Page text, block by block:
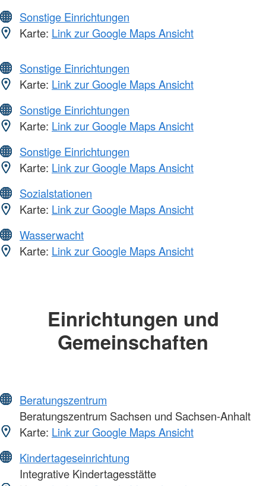
Sonstige Einrichtungen
Karte: Link zur Google Maps Ansicht
Sonstige Einrichtungen
Karte: Link zur Google Maps Ansicht
Sonstige Einrichtungen
Karte: Link zur Google Maps Ansicht
Sonstige Einrichtungen
Karte: Link zur Google Maps Ansicht
Sozialstationen
Karte: Link zur Google Maps Ansicht
Wasserwacht
Karte: Link zur Google Maps Ansicht
Einrichtungen und
Gemeinschaften
Beratungszentrum
Beratungszentrum Sachsen und Sachsen-Anhalt
Karte: Link zur Google Maps Ansicht
Kindertageseinrichtung
Integrative Kindertagesstätte